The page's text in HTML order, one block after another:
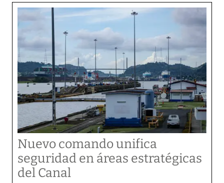
Nuevo comando unifica
seguridad en áreas estratégicas
del Canal